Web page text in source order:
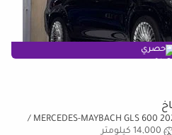
حصري
14,000 كيلومتر